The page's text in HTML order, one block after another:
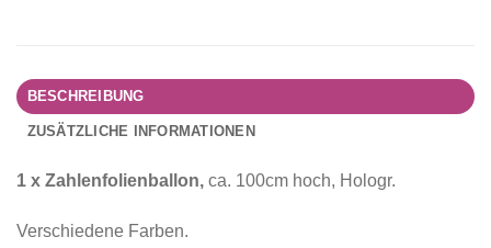
BESCHREIBUNG
ZUSÄTZLICHE INFORMATIONEN
1 x Zahlenfolienballon, ca. 100cm hoch, Hologr.
Verschiedene Farben.